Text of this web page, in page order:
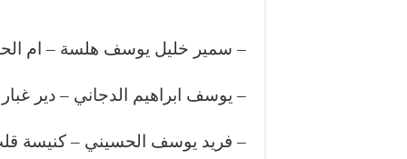
– سمير خليل يوسف هلسة – ام
– يوسف ابراهيم الدجاني – دير غبار
– فريد يوسف الحسيني – كنيسة